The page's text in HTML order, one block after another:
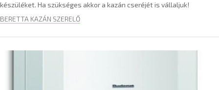
készüléket. Ha szükséges akkor a kazán cseréjét is vállaljuk!
BERETTA KAZÁN SZERELŐ